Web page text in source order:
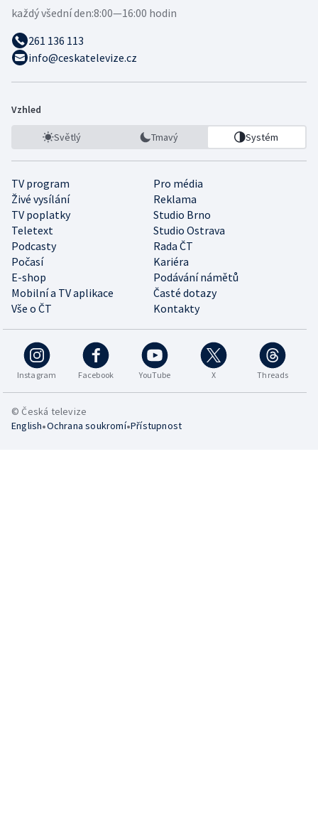
každý všední den:8:00—16:00 hodin
261 136 113
info@ceskatelevize.cz
Vzhled
Světlý Tmavý Systém
TV program
Pro média
Živé vysílání
Reklama
TV poplatky
Studio Brno
Teletext
Studio Ostrava
Podcasty
Rada ČT
Počasí
Kariéra
E-shop
Podávání námětů
Mobilní a TV aplikace
Časté dotazy
Vše o ČT
Kontakty
Instagram Facebook YouTube X Threads
© Česká televize
English•Ochrana soukromí•Přístupnost